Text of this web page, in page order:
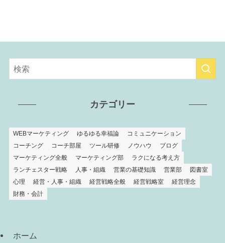
カテゴリー
WEBマーケティング ゆるゆる幸福論
コミュニケーション
コーチング
コーチ部屋 ツール研修 ノウハウ
ブログ
マーケティング全般
マーケティング部
ラクになる考え方
ランチェスター戦略
人事・組織 営業の基礎知識 営業部
図書室
心理
経営・人事・組織 経営戦略全般 経営戦略室
経営理念
財務・会計
ホーム